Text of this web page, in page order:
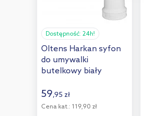
Dostępność: 24h!
Oltens Harkan syfon
do umywalki
butelkowy biały
59,95 zł
Cena kat.: 119,90 zł